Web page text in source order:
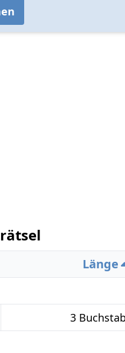
Länge
3